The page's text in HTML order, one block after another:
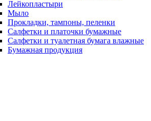
Лейкопластыри
Мыло
Прокладки, тампоны, пеленки
Салфетки и платочки бумажные
Салфетки и туалетная бумага влажные
Бумажная продукция